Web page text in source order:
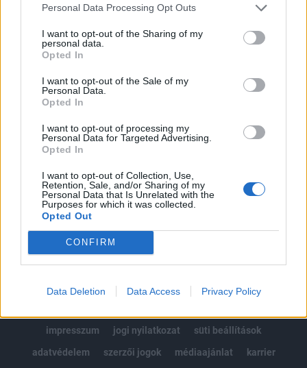
Personal Data Processing Opt Outs
I want to opt-out of the Sharing of my
personal data.
Opted In
I want to opt-out of the Sale of my
Personal Data.
Opted In
I want to opt-out of processing my
Personal Data for Targeted Advertising.
Opted In
I want to opt-out of Collection, Use,
Retention, Sale, and/or Sharing of my
Personal Data that Is Unrelated with the
Purposes for which it was collected.
Opted Out
CONFIRM
Data Deletion Data Access Privacy Policy
A keresett cikk a portfolio.hu hírarchívumához
regisztrációhoz kötött.
Portfolio.hu teljes cikkarchívum
Kötéslisták: BÉT elmúlt 2 év napon belüli
MÁR ELŐFIZETŐNK VAGY?BEJELENTKEZÉS
impresszum
jogi nyilatkozat
süti beállítások
adatvédelem
szerzői jogok médiaajánlat karrier